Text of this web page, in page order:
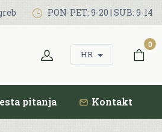
PON-PET: 9-20 | SUB: 9-14
HR
0
pitanja Kontakt